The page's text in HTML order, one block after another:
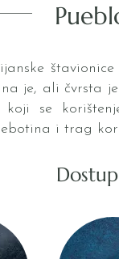
je, ali čvrsta
koji se
i trag